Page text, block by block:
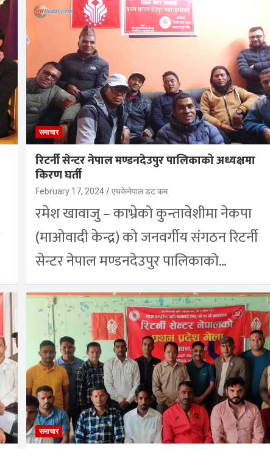
समाचार
रिटर्नी सेन्टर नेपाल मण्डनदेउपुर पालिकाको अध्यक्षमा
किरण घर्ती
February 17, 2024 एचकेनेपाल डट कम
रमेश खावाजु – काभ्रेको कुन्तावेशीमा नेकपा
(माओवादी केन्द्र) को जनवर्गीय संगठन रिटर्नी
सेन्टर नेपाल मण्डनदेउपुर पालिकाको…
समाचार